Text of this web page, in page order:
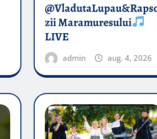
zii Maramuresului
LIVE
admin aug. 4, 2026